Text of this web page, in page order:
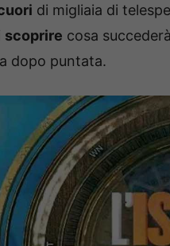
di migliaia di
scoprire cosa
dopo puntata.